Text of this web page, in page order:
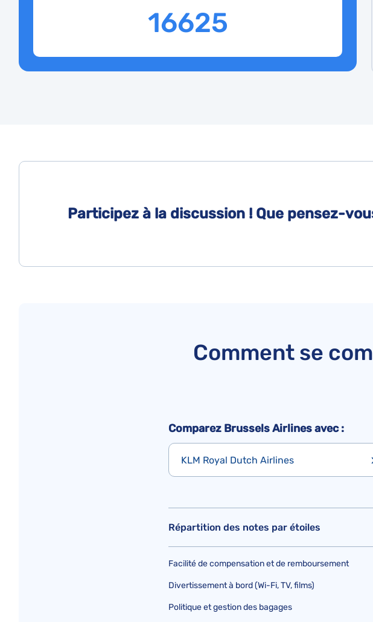
16625
Participez à la discussion ! Que pensez-
Comment se
Comparez Brussels Airlines avec :
KLM Royal Dutch Airlines
Répartition des notes par étoiles
Facilité de compensation et de remboursement
Divertissement à bord (Wi-Fi, TV, films)
Politique et gestion des bagages